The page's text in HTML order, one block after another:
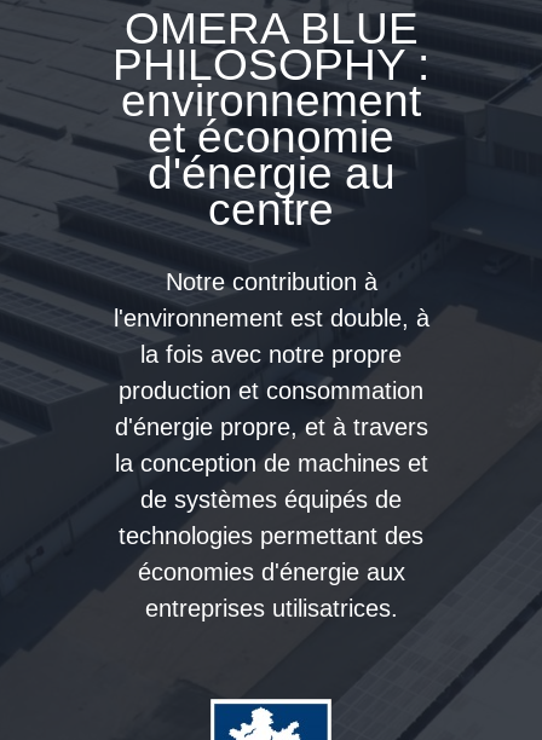
OMERA BLUE
PHILOSOPHY :
environnement
et économie
d'énergie au
centre
Notre contribution à
l'environnement est double, à
la fois avec notre propre
production et consommation
d'énergie propre, et à travers
la conception de machines et
de systèmes équipés de
technologies permettant des
économies d'énergie aux
entreprises utilisatrices.